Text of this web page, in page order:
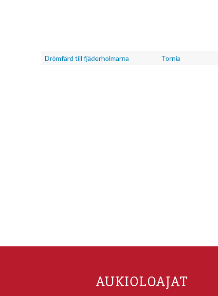
Drömfärd till fjäderholmarna Tornia
AUKIOLOAJAT